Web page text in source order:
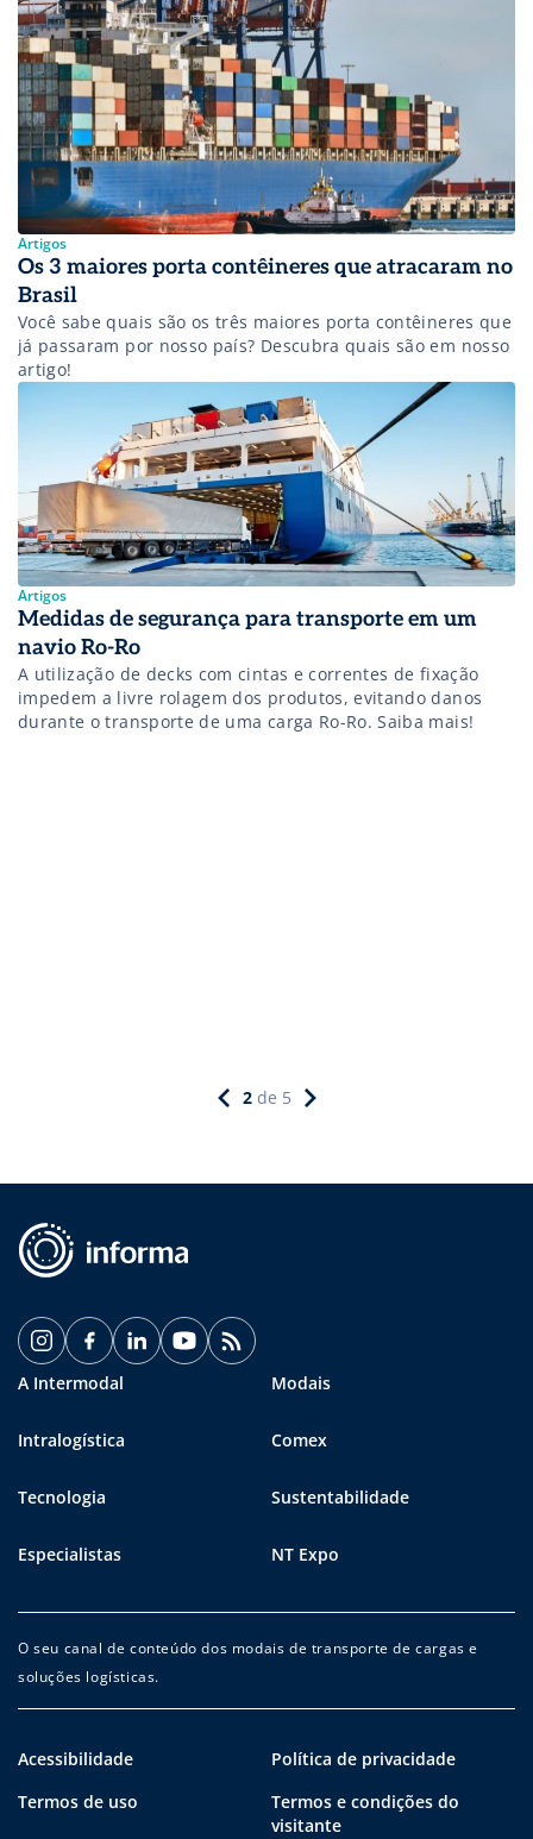
Artigos
Os 3 maiores porta contêineres que atracaram no
Brasil
Você sabe quais são os três maiores porta contêineres que
já passaram por nosso país? Descubra quais são em nosso
artigo!
Artigos
Medidas de segurança para transporte em um
navio Ro-Ro
A utilização de decks com cintas e correntes de fixação
impedem a livre rolagem dos produtos, evitando danos
durante o transporte de uma carga Ro-Ro. Saiba mais!
2 de 5
A Intermodal Modais
Intralogística Comex
Tecnologia Sustentabilidade
Especialistas NT Expo
O seu canal de conteúdo dos modais de transporte de cargas e
soluções logísticas.
Acessibilidade
Política de privacidade
Termos de uso
Termos e condições do
visitante